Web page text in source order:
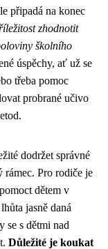
připadá na konec
zhodnotit
školního
úspěchy, ať už se
třeba pomoc
probrané učivo
dodržet správné
rámec. Pro rodiče je
dětem v
jasně daná
se s dětmi nad
Důležité je koukat